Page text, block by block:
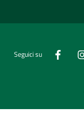
Seguici su